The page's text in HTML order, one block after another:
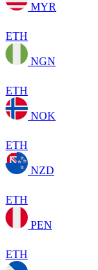
MYR
ETH
NGN
ETH
NOK
ETH
NZD
ETH
PEN
ETH